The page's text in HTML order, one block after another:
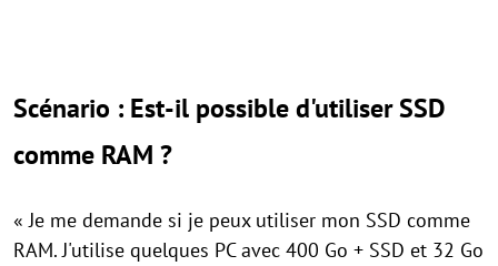
Scénario : Est-il possible d'utiliser SSD
comme RAM ?
« Je me demande si je peux utiliser mon SSD comme
RAM. J'utilise quelques PC avec 400 Go + SSD et 32 ​​Go